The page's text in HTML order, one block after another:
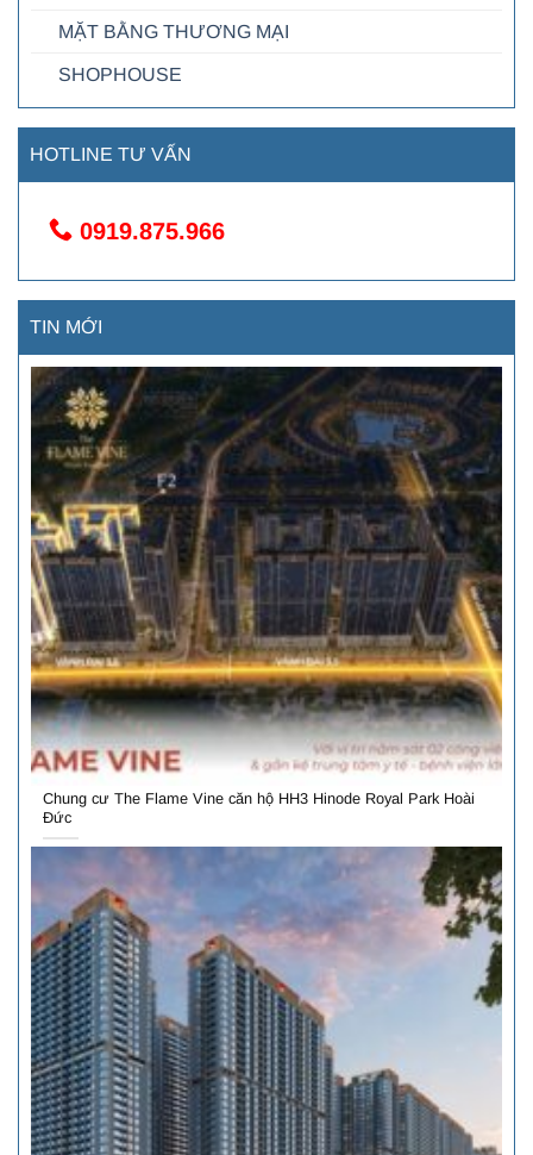
MẶT BẰNG THƯƠNG MẠI
SHOPHOUSE
HOTLINE TƯ VẤN
0919.875.966
TIN MỚI
Chung cư The Flame Vine căn hộ HH3 Hinode Royal Park Hoài
Đức